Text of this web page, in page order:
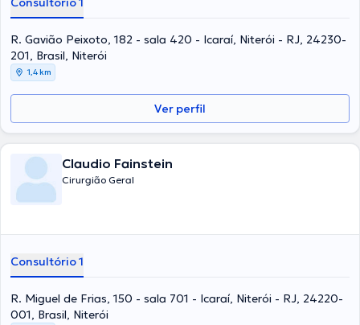
R. Gavião Peixoto, 182 - sala 420 - Icaraí, Niterói - RJ, 24230-
201, Brasil, Niterói
1,4 km
Ver perfil
Claudio Fainstein
Cirurgião Geral
Consultório 1
R. Miguel de Frias, 150 - sala 701 - Icaraí, Niterói - RJ, 24220-
001, Brasil, Niterói